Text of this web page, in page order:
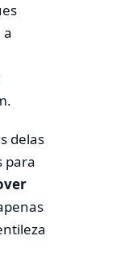
a
delas
para